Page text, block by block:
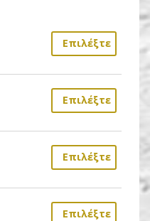
Επιλέξτε
Επιλέξτε
Επιλέξτε
Επιλέξτε